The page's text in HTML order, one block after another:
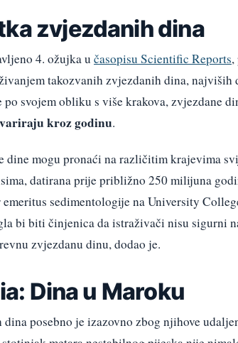
zvjezdanih dina
4. ožujka u časopisu Scientific Reports
takozvanih zvjezdanih dina, najviših
po svojem obliku s više krakova, zvjezdane
kroz godinu.
dine mogu pronaći na različitim krajevima
datirana prije približno 250 milijuna
sedimentologije na University
bi biti činjenica da istraživači nisu sigurni
zvjezdanu dinu, dodao je.
Dina u Maroku
dina posebno je izazovno zbog njihove